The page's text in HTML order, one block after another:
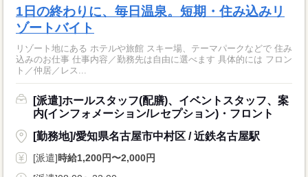
1日の終わりに、毎日温泉。短期・住み込みリ
ゾートバイト
リゾート地にある ホテルや旅館 スキー場、テーマパークなどで 住み
込みのお仕事 仕事内容／勤務先は自由に選べます 具体的には フロン
ト／仲居／レス...
[派遣]ホールスタッフ(配膳)、イベントスタッフ、案
内(インフォメーション/レセプション)・フロント
[勤務地]/愛知県名古屋市中村区 / 近鉄名古屋駅
[派遣]時給1,200円〜2,000円